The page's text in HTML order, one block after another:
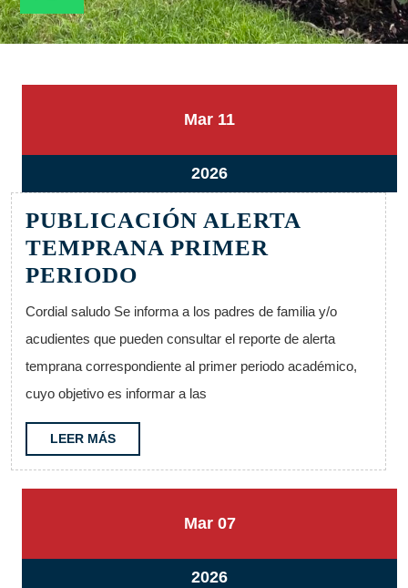
Mar11
2026
11
202611
marzo,
2026
PUBLICACIÓN ALERTA
TEMPRANA PRIMER
PERIODO
ALERTA
TEMPRANA
PRIMER
PERIODO
Cordial saludo Se informa a los padres de familia y/o
acudientes que pueden consultar el reporte de alerta
temprana correspondiente al primer periodo académico,
cuyo objetivo es informar a las
LEER MÁSLEER
MÁS
Mar7
2026
077
20267